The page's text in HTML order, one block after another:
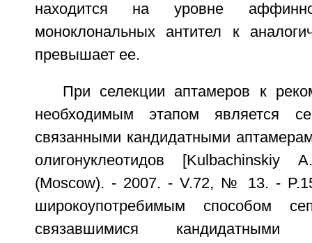
находится на уровне
моноклональных антител к
превышает ее.
При селекции аптамеров к
необходимым этапом является
связанными кандидатными
олигонуклеотидов [Kulbachinskiy
(Moscow). - 2007. - V.72, № 13. -
широкоупотребимым способом
связавшимися